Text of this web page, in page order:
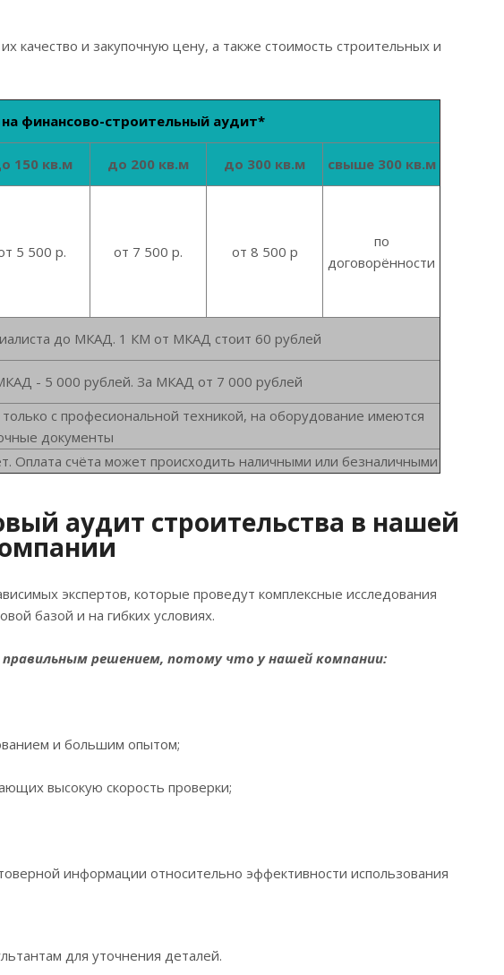
качество и закупочную цену, а также стоимость строительных и
финансово-строительный аудит*
150 кв.м до 200 кв.м до 300 кв.м
свыше 300 кв.м
5 500 р. от 7 500 р. от 8 500 р
по
договорённости
до МКАД. 1 КМ от МКАД стоит 60 рублей
- 5 000 рублей. За МКАД от 7 000 рублей
с професиональной техникой, на оборудование имеются
документы
Оплата счёта может происходить наличными или безналичными
аудит строительства в нашей
экспертов, которые проведут комплексные исследования
базой и на гибких условиях.
решением, потому что у нашей компании:
и большим опытом;
высокую скорость проверки;
информации относительно эффективности использования
для уточнения деталей.